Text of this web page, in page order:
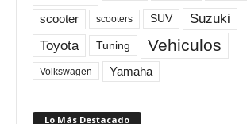
scooter scooters SUV Suzuki
Toyota Tuning Vehiculos
Volkswagen Yamaha
Lo Más Destacado